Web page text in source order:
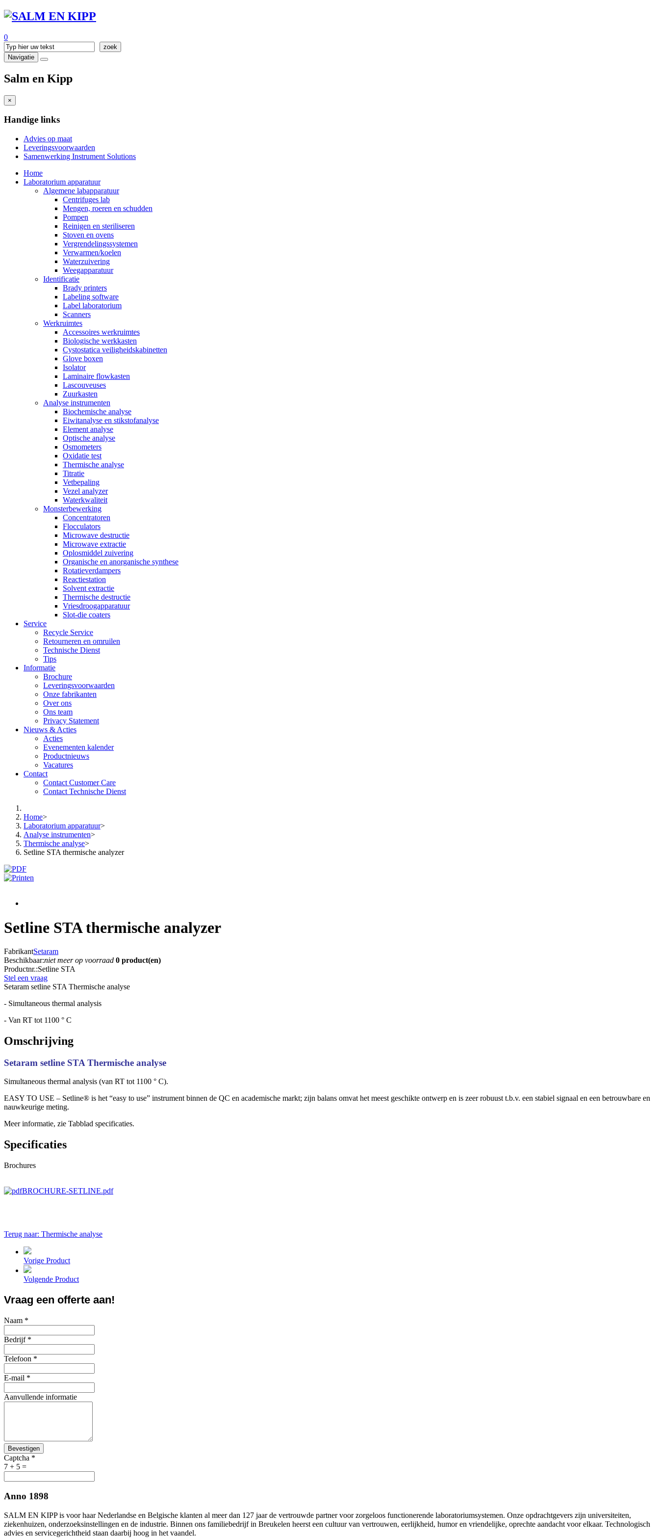
0
Navigatie
Salm en Kipp
×
Handige links
Advies op maat
Leveringsvoorwaarden
Samenwerking Instrument Solutions
Home
Laboratorium apparatuur
Algemene labapparatuur
Centrifuges lab
Mengen, roeren en schudden
Pompen
Reinigen en steriliseren
Stoven en ovens
Vergrendelingssystemen
Verwarmen/koelen
Waterzuivering
Weegapparatuur
Identificatie
Brady printers
Labeling software
Label laboratorium
Scanners
Werkruimtes
Accessoires werkruimtes
Biologische werkkasten
Cystostatica veiligheidskabinetten
Glove boxen
Isolator
Laminaire flowkasten
Lascouveuses
Zuurkasten
Analyse instrumenten
Biochemische analyse
Eiwitanalyse en stikstofanalyse
Element analyse
Optische analyse
Osmometers
Oxidatie test
Thermische analyse
Titratie
Vetbepaling
Vezel analyzer
Waterkwaliteit
Monsterbewerking
Concentratoren
Flocculators
Microwave destructie
Microwave extractie
Oplosmiddel zuivering
Organische en anorganische synthese
Rotatieverdampers
Reactiestation
Solvent extractie
Thermische destructie
Vriesdroogapparatuur
Slot-die coaters
Service
Recycle Service
Retourneren en omruilen
Technische Dienst
Tips
Informatie
Brochure
Leveringsvoorwaarden
Onze fabrikanten
Over ons
Ons team
Privacy Statement
Nieuws & Acties
Acties
Evenementen kalender
Productnieuws
Vacatures
Contact
Contact Customer Care
Contact Technische Dienst
Home>
Laboratorium apparatuur>
Analyse instrumenten>
Thermische analyse>
Setline STA thermische analyzer
Setline STA thermische analyzer
FabrikantSetaram
Beschikbaar:niet meer op voorraad 0 product(en)
Productnr.:Setline STA
Stel een vraag
Setaram setline STA Thermische analyse
- Simultaneous thermal analysis
- Van RT tot 1100 ° C
Omschrijving
Setaram setline STA Thermische analyse
Simultaneous thermal analysis (van RT tot 1100 ° C).
EASY TO USE – Setline® is het “easy to use” instrument binnen de QC en academische markt; zijn balans omvat het meest geschikte ontwerp en is zeer robuust t.b.v. een stabiel signaal en een betrouwbare en
nauwkeurige meting.
Meer informatie, zie Tabblad specificaties.
Specificaties
Brochures
BROCHURE-SETLINE.pdf
Terug naar: Thermische analyse
Vorige Product
Volgende Product
Vraag een offerte aan!
Naam *
Bedrijf *
Telefoon *
E-mail *
Aanvullende informatie
Bevestigen
Captcha *
7 + 5 =
Anno 1898
SALM EN KIPP is voor haar Nederlandse en Belgische klanten al meer dan 127 jaar de vertrouwde partner voor zorgeloos functionerende laboratoriumsystemen. Onze opdrachtgevers zijn universiteiten,
ziekenhuizen, onderzoeksinstellingen en de industrie. Binnen ons familiebedrijf in Breukelen heerst een cultuur van vertrouwen, eerlijkheid, humor en vriendelijke, oprechte aandacht voor elkaar. Technologisch
advies en servicegerichtheid staan daarbij hoog in het vaandel.